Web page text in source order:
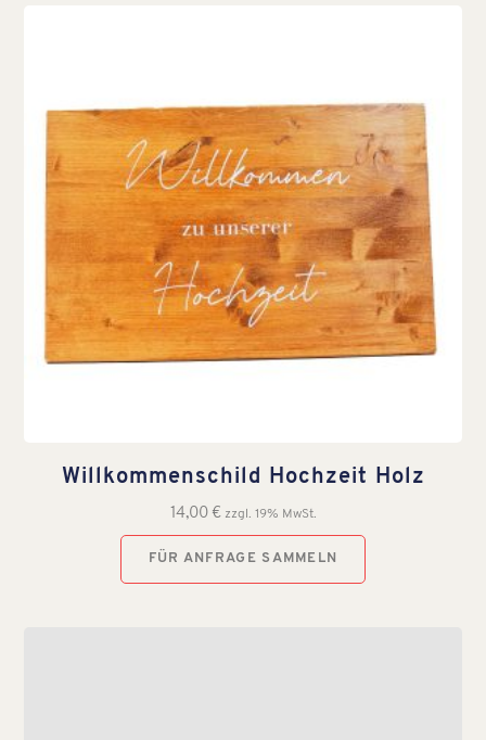
Willkommenschild Hochzeit Holz
14,00 € zzgl. 19% MwSt.
FÜR ANFRAGE SAMMELN